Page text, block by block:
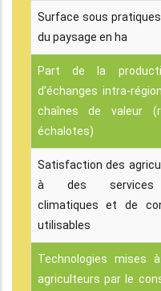
Surface sous
du paysage en ha
Part de la
d’échanges intra-
chaînes de valeur
échalotes)
Satisfaction des
à des services
climatiques et de
utilisables
Technologies mises
agriculteurs par le